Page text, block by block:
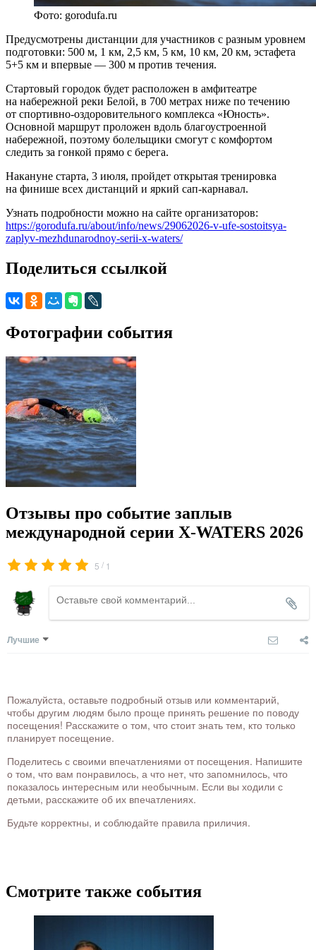
Фото: gorodufa.ru
Предусмотрены дистанции для участников с разным уровнем
подготовки: 500 м, 1 км, 2,5 км, 5 км, 10 км, 20 км, эстафета
5+5 км и впервые — 300 м против течения.
Стартовый городок будет расположен в амфитеатре
на набережной реки Белой, в 700 метрах ниже по течению
от спортивно-оздоровительного комплекса «Юность».
Основной маршрут проложен вдоль благоустроенной
набережной, поэтому болельщики смогут с комфортом
следить за гонкой прямо с берега.
Накануне старта, 3 июля, пройдет открытая тренировка
на финише всех дистанций и яркий сап-карнавал.
Узнать подробности можно на сайте организаторов:
https://gorodufa.ru/about/info/news/29062026-v-ufe-sostoitsya-
zaplyv-mezhdunarodnoy-serii-x-waters/
Поделиться ссылкой
Фотографии события
Отзывы про событие заплыв
международной серии X-WATERS 2026
5 / 1
Лучшие
Пожалуйста, оставьте подробный отзыв или комментарий,
чтобы другим людям было проще принять решение по поводу
посещения! Расскажите о том, что стоит знать тем, кто только
планирует посещение.
Поделитесь с своими впечатлениями от посещения. Напишите
о том, что вам понравилось, а что нет, что запомнилось, что
показалось интересным или необычным. Если вы ходили с
детьми, расскажите об их впечатлениях.
Будьте корректны, и соблюдайте правила приличия.
Смотрите также события